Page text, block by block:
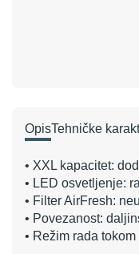
OpisTehničke
• XXL kapacitet:
• LED osvetljenje:
• Filter AirFresh:
• Povezanost:
• Režim rada